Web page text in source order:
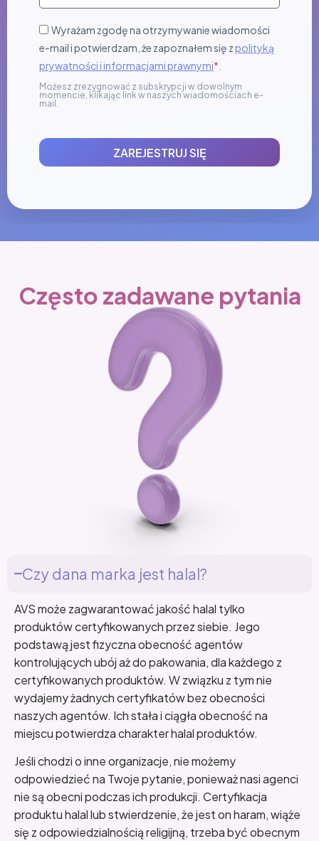
Wyrażam zgodę na otrzymywanie wiadomości
e-mail i potwierdzam, że zapoznałem się z polityką
prywatności i informacjami prawnymi*
Możesz zrezygnować z subskrypcji w dowolnym
momencie, klikając link w naszych wiadomościach e-
mail.
ZAREJESTRUJ SIĘ
Często zadawane pytania
Czy dana marka jest halal?
AVS może zagwarantować jakość halal tylko
produktów certyfikowanych przez siebie. Jego
podstawą jest fizyczna obecność agentów
kontrolujących ubój aż do pakowania, dla każdego z
certyfikowanych produktów. W związku z tym nie
wydajemy żadnych certyfikatów bez obecności
naszych agentów. Ich stała i ciągła obecność na
miejscu potwierdza charakter halal produktów.
Jeśli chodzi o inne organizacje, nie możemy
odpowiedzieć na Twoje pytanie, ponieważ nasi agenci
nie są obecni podczas ich produkcji. Certyfikacja
produktu halal lub stwierdzenie, że jest on haram, wiąże
się z odpowiedzialnością religijną, trzeba być obecnym